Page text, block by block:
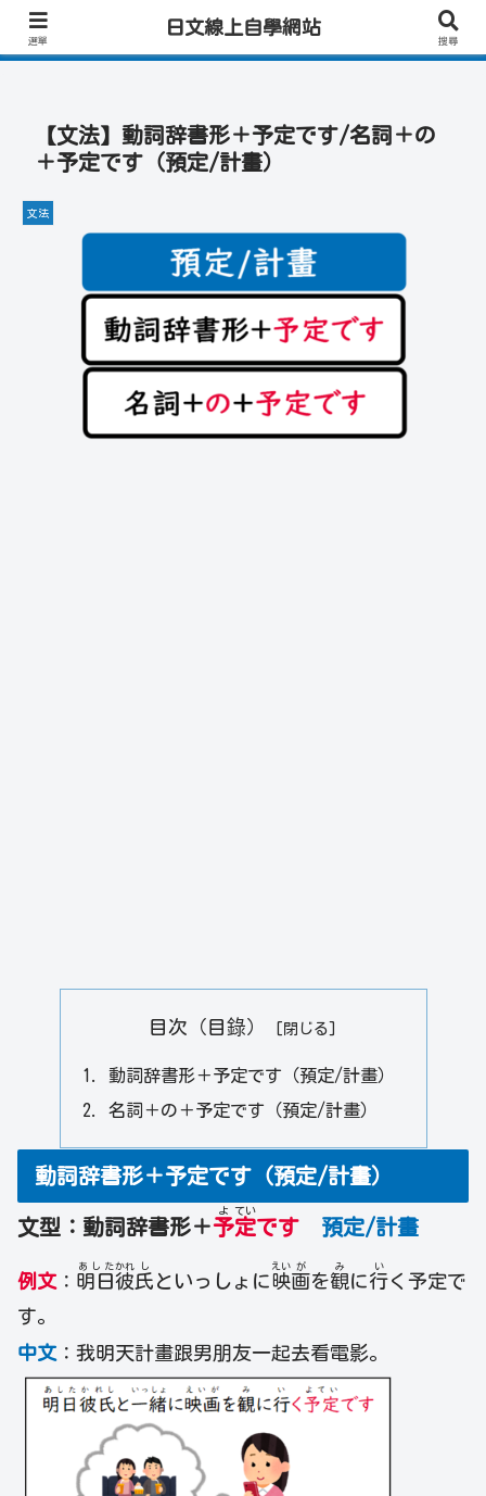
日文學習首選｜快速學會實用日文｜專業日籍老師一對一線上教學｜高效會話練
【文法】動詞辞書形＋予定です/名詞＋の
＋予定です（預定/計畫）
文法
目次（目錄）
動詞辞書形＋予定です（預定/計畫）
名詞＋の＋予定です（預定/計畫）
動詞辞書形＋予定です（預定/計畫）
文型：動詞辞書形＋予
よ
定
てい
です 預定/計畫
例文 ： 明日
あした
彼
かれ
氏
し
といっしょに映
えい
画
が
を観
み
に行
い
く予定で
す。
中文 ：我明天計畫跟男朋友一起去看電影。
選單
日文線上自學網站
搜尋